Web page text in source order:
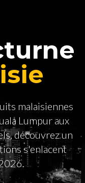
malaisiennes
Lumpur aux
découvrez un
s'enlacent